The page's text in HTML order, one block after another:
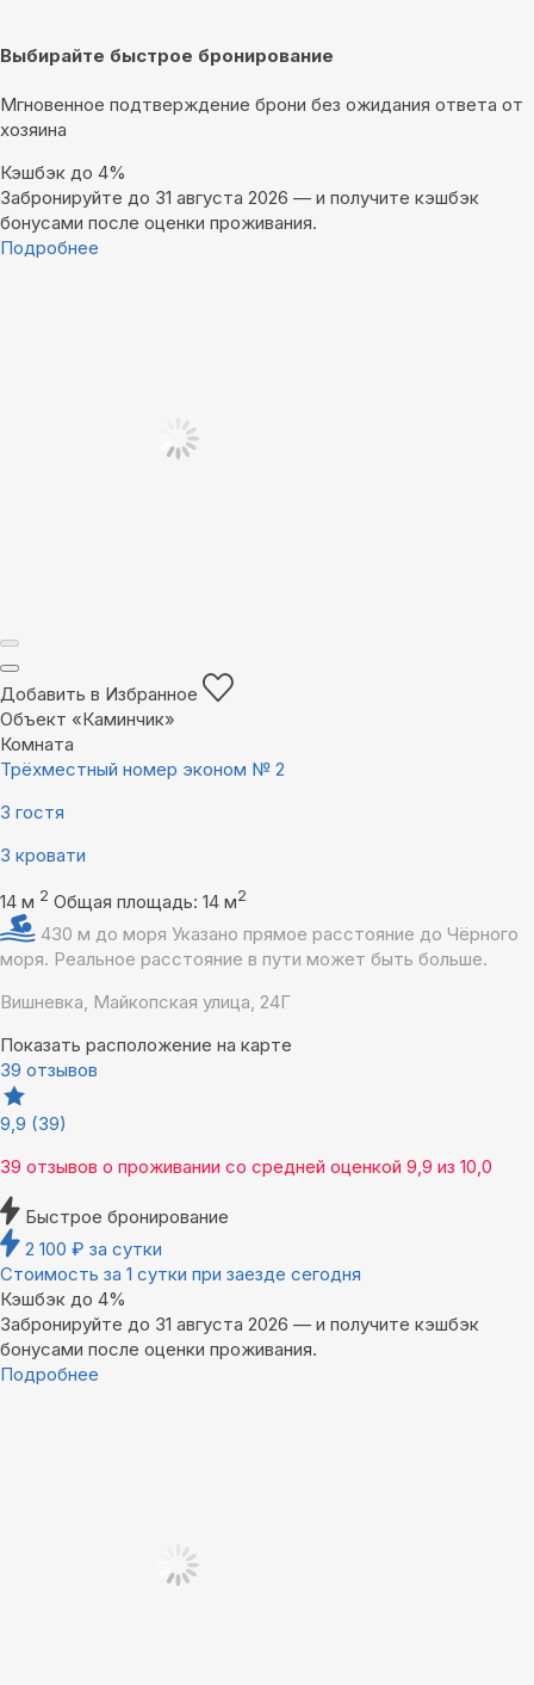
Выбирайте быстрое бронирование
Мгновенное подтверждение брони без ожидания ответа от
хозяина
Кэшбэк до 4%
Забронируйте до 31 августа 2026 — и получите кэшбэк
бонусами после оценки проживания.
Подробнее
Добавить в Избранное
Объект «Каминчик»
Комната
Трёхместный номер эконом № 2
3 гостя
3 кровати
14 м 2 Общая площадь: 14 м2
430 м до моря Указано прямое расстояние до Чёрного
моря. Реальное расстояние в пути может быть больше.
Вишневка, Майкопская улица, 24Г
Показать расположение на карте
39 отзывов
9,9 (39)
39 отзывов о проживании со средней оценкой 9,9 из 10,0
Быстрое бронирование
2 100 ₽ за сутки
Стоимость за 1 сутки при заезде сегодня
Кэшбэк до 4%
Забронируйте до 31 августа 2026 — и получите кэшбэк
бонусами после оценки проживания.
Подробнее